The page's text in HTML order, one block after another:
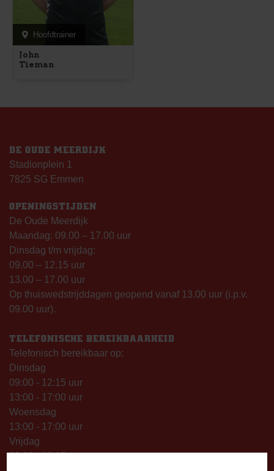
Hoofdtrainer
John
Tieman
DE OUDE MEERDIJK
Stadionplein 1
7825 SG Emmen
OPENINGSTIJDEN
De Oude Meerdijk
Maandag: 09.00 – 17.00 uur
Dinsdag t/m vrijdag:
09.00 – 12.15 uur
13.00 – 17.00 uur
Op thuiswedstrijddagen geopend vanaf 13.00 uur (i.p.v.
09.00 uur).
TELEFONISCHE BEREIKBAARHEID
Telefonisch bereikbaar op:
Dinsdag
09:00 - 12:15 uur
13:00 - 17:00 uur
Woensdag
13:00 - 17:00 uur
Vrijdag